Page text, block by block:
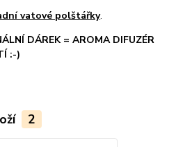
vatové polštářky.
DÁREK = AROMA DIFUZÉR
:-)
2